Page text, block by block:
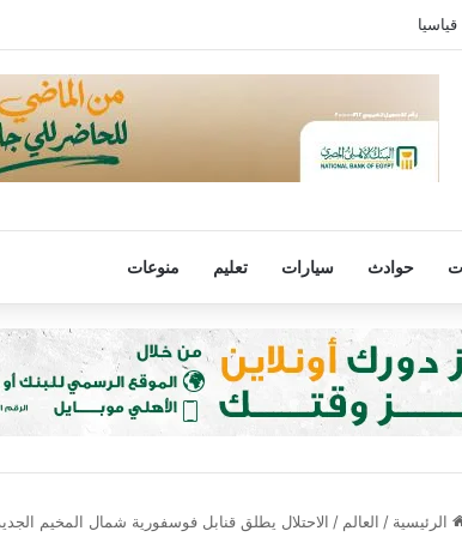
حوادث سيارات تعليم منوعات
الرئيسية / العالم / الاحتلال يطلق قنابل فوسفورية شمال المخيم